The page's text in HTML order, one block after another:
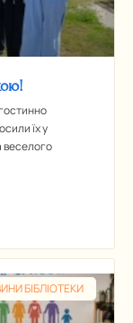
їх у
веселого
БІБЛІОТЕКИ